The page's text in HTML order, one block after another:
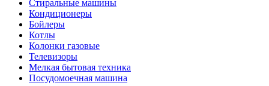
Стиральные машины
Кондиционеры
Бойлеры
Котлы
Колонки газовые
Телевизоры
Мелкая бытовая техника
Посудомоечная машина